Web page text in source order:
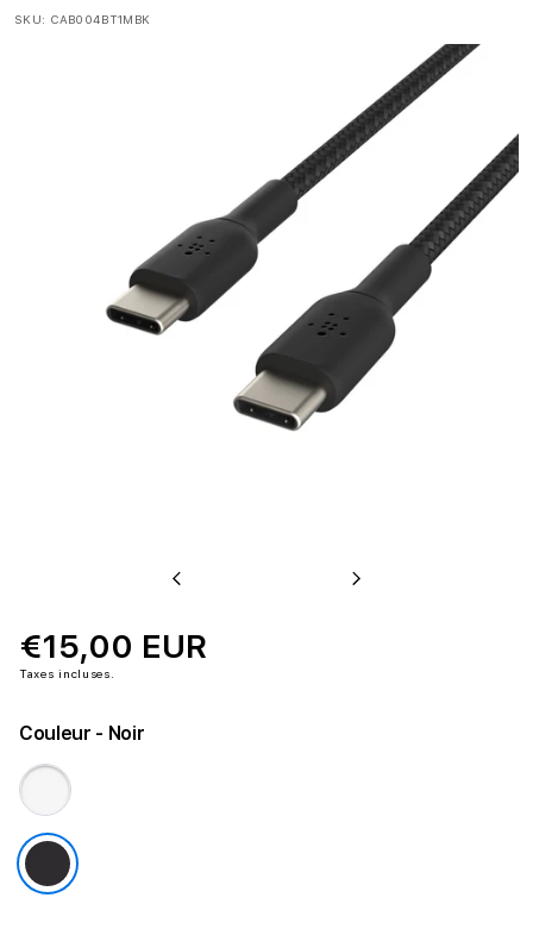
SKU: CAB004BT1MBK
Previous Next
€15,00 EUR
Taxes incluses.
Couleur - Noir